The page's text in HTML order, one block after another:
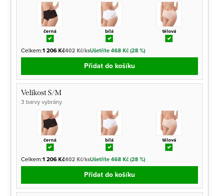
černá bílá tělová
Celkem:1 206 Kč402 Kč/ksUšetříte 468 Kč (28 %)
Přidat do košíku
Velikost S/M
3 barvy vybrány
černá bílá tělová
Celkem:1 206 Kč402 Kč/ksUšetříte 468 Kč (28 %)
Přidat do košíku